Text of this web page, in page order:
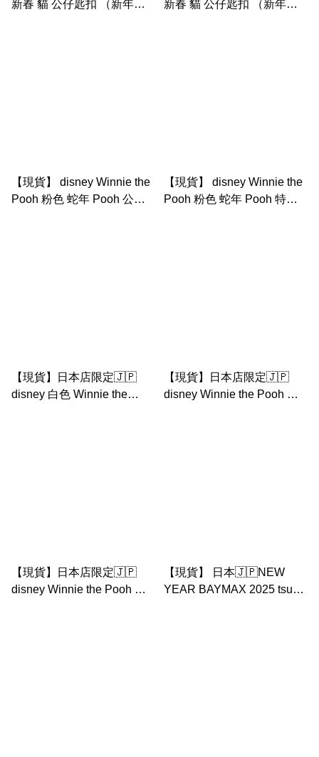
新春 貓 公仔匙扣 （新年粉
新春 貓 公仔匙扣 （新年紅
【現貨】 disney Winnie the
Pooh 粉色 蛇年 Pooh 公仔
【現貨】 disney Winnie the
Pooh 粉色 蛇年 Pooh 特大
【現貨】日本店限定🇯🇵
disney 白色 Winnie the
【現貨】日本店限定🇯🇵
disney Winnie the Pooh 蛇
【現貨】日本店限定🇯🇵
disney Winnie the Pooh 蛇
【現貨】 日本🇯🇵NEW
YEAR BAYMAX 2025 tsum